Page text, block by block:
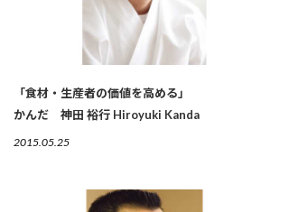
「食材・生産者の価値を高める」
かんだ 神田 裕行 Hiroyuki Kanda
2015.05.25